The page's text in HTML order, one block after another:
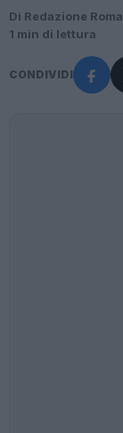
Di Redazione Roma
1 min di lettura
CONDIVIDI